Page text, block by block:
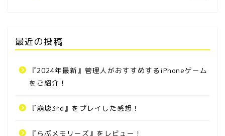
最近の投稿
『2024年最新』管理人がおすすめするiPhoneゲーム
をご紹介！
『崩壊3rd』をプレイした感想！
『らぶメモリーズ』をレビュー！